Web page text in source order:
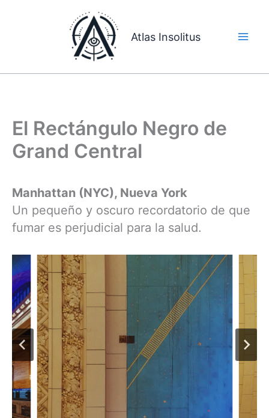
Atlas Insolitus
El Rectángulo Negro de
Grand Central
Manhattan (NYC), Nueva York
Un pequeño y oscuro recordatorio de que
fumar es perjudicial para la salud.